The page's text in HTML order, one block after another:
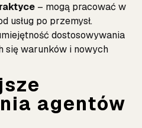
– mogą pracować w
usług po przemysł.
dostosowywania
się warunków i nowych
agentów